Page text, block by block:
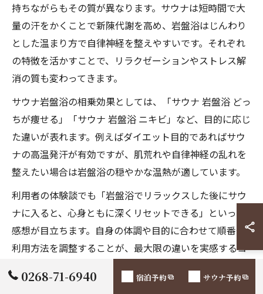
持ちながらもその質が異なります。サウナは短時間で大
量の汗をかくことで新陳代謝を高め、岩盤浴はじんわり
とした温まり方で自律神経を整えやすいです。それぞれ
の特徴を活かすことで、リラクゼーションやストレス解
消の質も変わってきます。
サウナ岩盤浴の相乗効果としては、「サウナ 岩盤浴 どっ
ちが痩せる」「サウナ 岩盤浴 ニキビ」など、目的に応じ
た違いが表れます。例えばダイエット目的であればサウ
ナの高温発汗が有効ですが、肌荒れや自律神経の乱れを
整えたい場合は岩盤浴の穏やかな温熱が適しています。
利用者の体験談でも「岩盤浴でリラックスした後にサウ
ナに入ると、心身ともに深くリセットできる」といった
感想が目立ちます。自身の体調や目的に合わせて順番や
利用方法を調整することが、最大限の違いを実感するコ
0268-71-6940 宿泊予約 サウナ予約